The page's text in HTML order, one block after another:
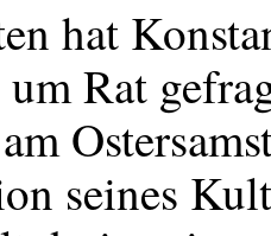
hat
Rat
seines